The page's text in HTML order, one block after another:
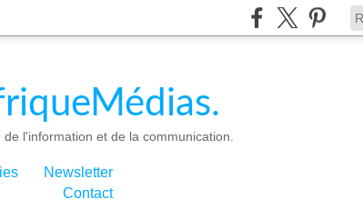
l'information et de la communication.
Newsletter
Contact